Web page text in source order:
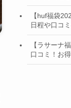
【huf福袋
日程や口コ
【ラサーナ
口コミ！お